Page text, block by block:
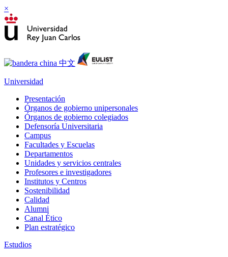
×
Universidad
Presentación
Órganos de gobierno unipersonales
Órganos de gobierno colegiados
Defensoría Universitaria
Campus
Facultades y Escuelas
Departamentos
Unidades y servicios centrales
Profesores e investigadores
Institutos y Centros
Sostenibilidad
Calidad
Alumni
Canal Ético
Plan estratégico
Estudios